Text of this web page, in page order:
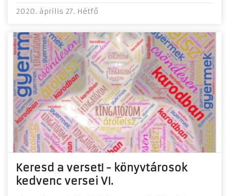
2020. április 27. Hétfő
Keresd a verset! - könyvtárosok
kedvenc versei VI.